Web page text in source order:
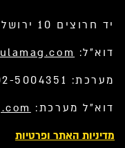
יד חרוצים 10 ירושלים 9342148
דוא”ל:
מערכת: 02-5004351
דוא”ל מערכת:
מדיניות האתר ופרטיות